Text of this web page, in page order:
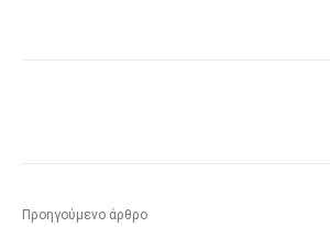
Προηγούμενο άρθρο